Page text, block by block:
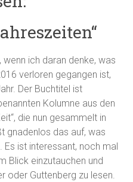
wenn ich daran denke, was
verloren gegangen ist,
Der Buchtitel ist
Kolumne aus den
die nun gesammelt in
gnadenlos das auf, was
ist interessant, noch mal
Blick einzutauchen und
oder Guttenberg zu lesen.